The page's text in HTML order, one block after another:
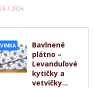
Bavlnené
plátno –
Levanduľové
kytičky a
vetvičky...
24.1.2026